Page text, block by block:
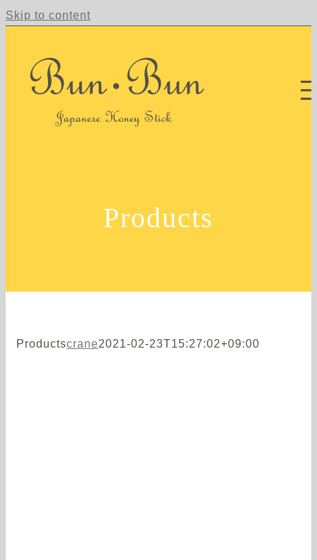
Skip to content
Products
Productscrane2021-02-23T15:27:02+09:00